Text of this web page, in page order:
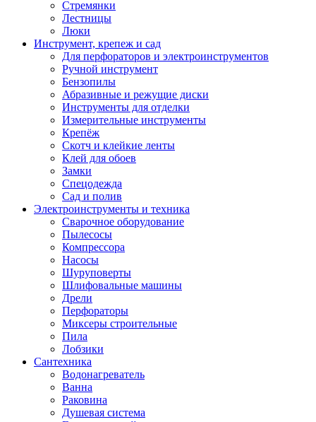
Стремянки
Лестницы
Люки
Инструмент, крепеж и сад
Для перфораторов и электроинструментов
Ручной инструмент
Бензопилы
Абразивные и режущие диски
Инструменты для отделки
Измерительные инструменты
Крепёж
Скотч и клейкие ленты
Клей для обоев
Замки
Спецодежда
Сад и полив
Электроинструменты и техника
Сварочное оборудование
Пылесосы
Компрессора
Насосы
Шуруповерты
Шлифовальные машины
Дрели
Перфораторы
Миксеры строительные
Пила
Лобзики
Сантехника
Водонагреватель
Ванна
Раковина
Душевая система